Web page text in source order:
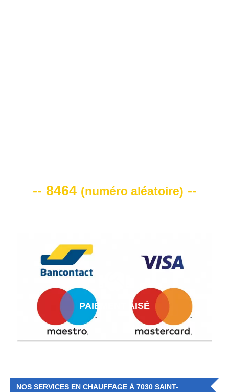
-- 8464 (numéro aléatoire) --
PAIEMENT AISÉ
NOS SERVICES EN CHAUFFAGE À 7030 SAINT-